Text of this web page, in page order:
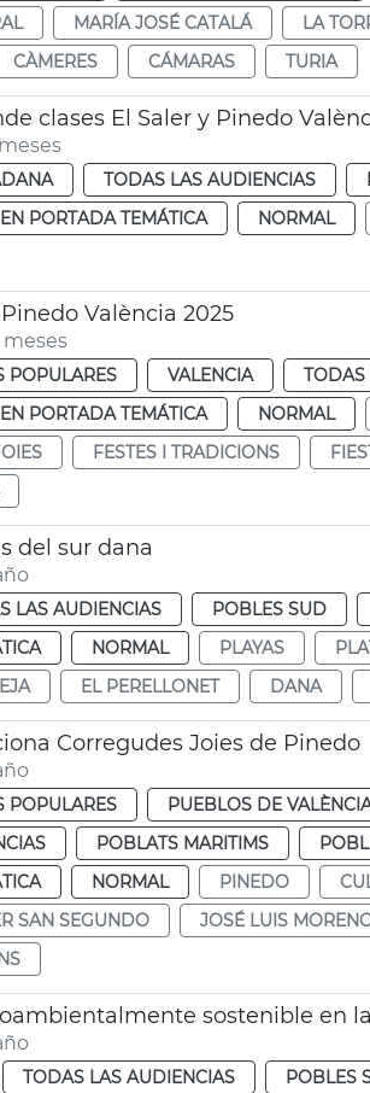
MARÍA JOSÉ CATALÁ LA
CÀMERES CÁMARAS TURIA
clases El Saler y Pinedo
TODAS LAS AUDIENCIAS
EN PORTADA TEMÁTICA NORMAL
València 2025
POPULARES VALENCIA TODAS
EN PORTADA TEMÁTICA NORMAL
FESTES I TRADICIONS
del sur dana
LAS AUDIENCIAS POBLES SUD
NORMAL PLAYAS
EL PERELLONET DANA
Corregudes Joies de Pinedo
POPULARES PUEBLOS DE
POBLATS MARITIMS
NORMAL PINEDO
SAN SEGUNDO
JOSÉ LUIS
sostenible en
TODAS LAS AUDIENCIAS POBLES